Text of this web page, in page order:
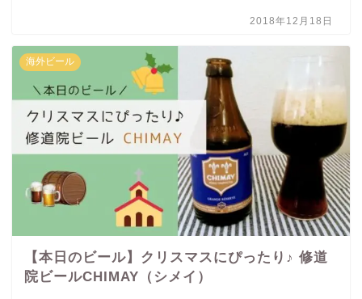
2018年12月18日
海外ビール
【本日のビール】クリスマスにぴったり♪ 修道
院ビールCHIMAY（シメイ）